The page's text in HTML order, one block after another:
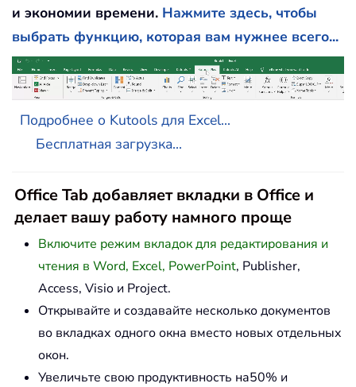
и экономии времени. Нажмите здесь, чтобы
выбрать функцию, которая вам нужнее всего...
Подробнее о Kutools для Excel...
Бесплатная загрузка...
Office Tab добавляет вкладки в Office и
делает вашу работу намного проще
Включите режим вкладок для редактирования и
чтения в Word, Excel, PowerPoint, Publisher,
Access, Visio и Project.
Открывайте и создавайте несколько документов
во вкладках одного окна вместо новых отдельных
окон.
Увеличьте свою продуктивность на50% и